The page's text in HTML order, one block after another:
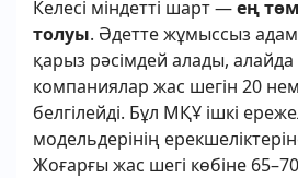
Келесі міндетті шарт —ең
толуы. Әдетте жұмыссыз
қарыз рәсімдей алады, алайда
компаниялар жас шегін 20
белгілейді. Бұл МҚҰ ішкі
модельдерінің
Жоғарғы жас шегі көбіне